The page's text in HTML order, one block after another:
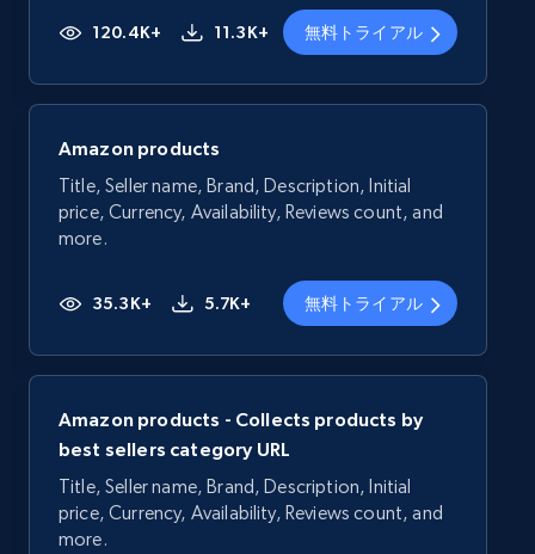
120.4K+ 11.3K+ 無料トライアル
Amazon products
Title, Seller name, Brand, Description, Initial
price, Currency, Availability, Reviews count, and
more.
35.3K+ 5.7K+ 無料トライアル
Amazon products - Collects products by
best sellers category URL
Title, Seller name, Brand, Description, Initial
price, Currency, Availability, Reviews count, and
more.